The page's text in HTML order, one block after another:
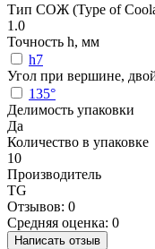
Тип СОЖ (Type of
1.0
Точность h, мм
h7
Угол при вершине,
135°
Делимость упаковки
Да
Количество в упаковке
10
Производитель
TG
Отзывов: 0
Средняя оценка: 0
Написать отзыв